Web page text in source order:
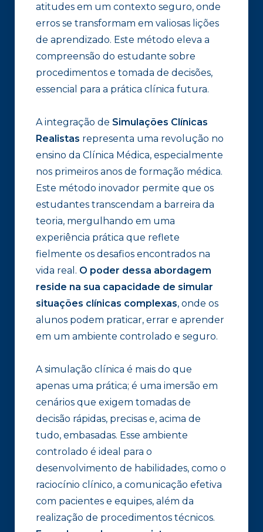
atitudes em um contexto seguro, onde
erros se transformam em valiosas lições
de aprendizado. Este método eleva a
compreensão do estudante sobre
procedimentos e tomada de decisões,
essencial para a prática clínica futura.
A integração de Simulações Clínicas
Realistas representa uma revolução no
ensino da Clínica Médica, especialmente
nos primeiros anos de formação médica.
Este método inovador permite que os
estudantes transcendam a barreira da
teoria, mergulhando em uma
experiência prática que reflete
fielmente os desafios encontrados na
vida real. O poder dessa abordagem
reside na sua capacidade de simular
situações clínicas complexas, onde os
alunos podem praticar, errar e aprender
em um ambiente controlado e seguro.
A simulação clínica é mais do que
apenas uma prática; é uma imersão em
cenários que exigem tomadas de
decisão rápidas, precisas e, acima de
tudo, embasadas. Esse ambiente
controlado é ideal para o
desenvolvimento de habilidades, como o
raciocínio clínico, a comunicação efetiva
com pacientes e equipes, além da
realização de procedimentos técnicos.